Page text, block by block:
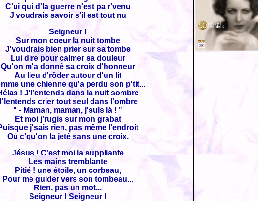
C'ui qui d'la guerre n'est pa r'venu
J'voudrais savoir s'il est tout nu
Seigneur !
Sur mon coeur la nuit tombe
J'voudrais bien prier sur sa tombe
Lui dire pour calmer sa douleur
Qu'on m'a donné sa croix d'honneur
Au lieu d'rôder autour d'un lit
une chienne qu'a perdu son p'tit...
! J'l'entends dans la nuit sombre
crier tout seul dans l'ombre
" - Maman, maman, j'suis là ! "
Et moi j'rugis sur mon grabat
j'sais rien, pas même l'endroit
Où c'qu'on la jeté sans une croix.
Jésus ! C'est moi la suppliante
Les mains tremblante
Pitié ! une étoile, un corbeau,
Pour me guider vers son tombeau...
Rien, pas un mot...
Seigneur ! Seigneur !